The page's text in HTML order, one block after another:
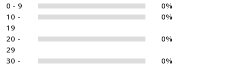
0 - 9
0%
10 -
19
0%
20 -
29
0%
30 -
0%